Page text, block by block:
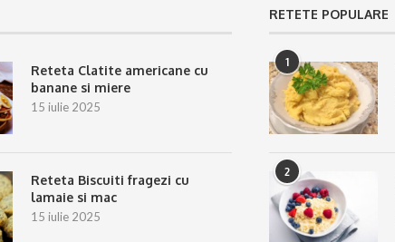
Reteta Clatite americane cu
banane si miere
15 iulie 2025
Reteta Biscuiti fragezi cu
lamaie si mac
15 iulie 2025
RETETE POPULARE
1
2